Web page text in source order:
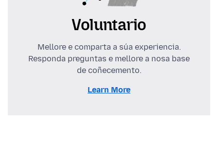
Voluntario
Mellore e comparta a súa experiencia.
Responda preguntas e mellore a nosa base
de coñecemento.
Learn More